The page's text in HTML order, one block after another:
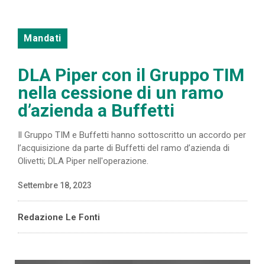
Mandati
DLA Piper con il Gruppo TIM
nella cessione di un ramo
d’azienda a Buffetti
Il Gruppo TIM e Buffetti hanno sottoscritto un accordo per
l’acquisizione da parte di Buffetti del ramo d’azienda di
Olivetti; DLA Piper nell'operazione.
Settembre 18, 2023
Redazione Le Fonti